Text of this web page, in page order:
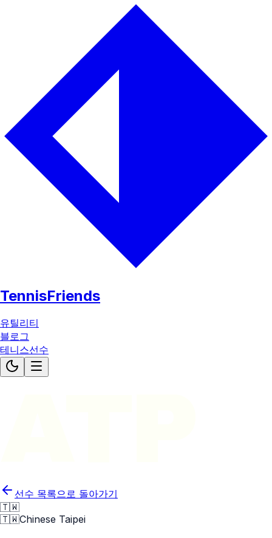
TennisFriends
유틸리티
블로그
테니스선수
선수 목록으로 돌아가기
🇹🇼
🇹🇼Chinese Taipei